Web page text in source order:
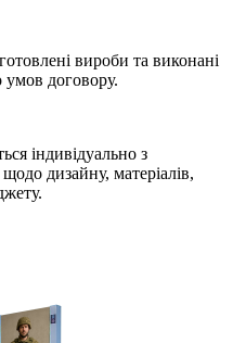
вироби та виконані
умов договору.
індивідуально з
дизайну, матеріалів,